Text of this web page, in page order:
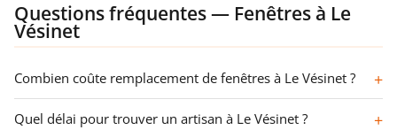
Questions fréquentes — Fenêtres à Le
Vésinet
Combien coûte remplacement de fenêtres à Le Vésinet ?
Quel délai pour trouver un artisan à Le Vésinet ?